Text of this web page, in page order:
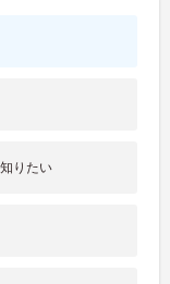
りたい